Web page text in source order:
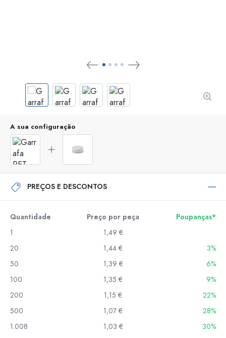
A sua configuração
PREÇOS E DESCONTOS
Quantidade Preço por peça
Poupanças*
1
1,49 €
20
1,44 €
3%
50
1,39 €
6%
100
1,35 €
9%
200
1,15 €
22%
500
1,07 €
28%
1.008
1,03 € 30%